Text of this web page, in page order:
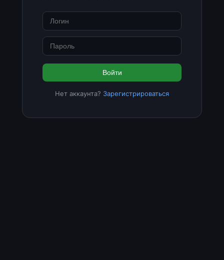
Войти
Нет аккаунта? Зарегистрироваться